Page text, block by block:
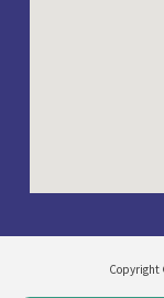
Copyright